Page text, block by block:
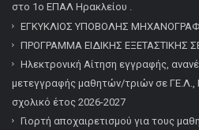
στο 1ο ΕΠΑΛ Ηρακλείου .
ΕΓΚΥΚΛΙΟΣ ΥΠΟΒΟΛΗΣ
ΠΡΟΓΡΑΜΜΑ ΕΙΔΙΚΗΣ ΕΞΕΤΑΣΤΙΚΗΣ
Ηλεκτρονική Αίτηση εγγραφής,
μετεγγραφής μαθητών/τριών σε ΓΕ.Λ.,
σχολικό έτος 2026-2027
Γιορτή αποχαιρετισμού για τους